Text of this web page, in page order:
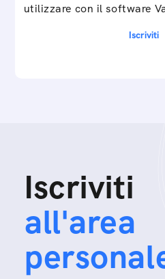
utilizzare con il software
Iscriviti
Iscriviti
all'area